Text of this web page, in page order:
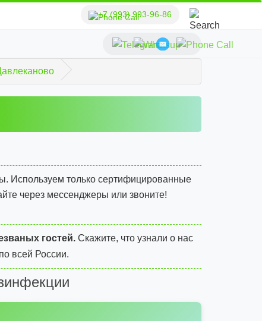
+7 (993) 993-96-86
Используем только сертифицированные
через мессенджеры или звоните!
гостей.Скажите, что узнали о нас
всей России.